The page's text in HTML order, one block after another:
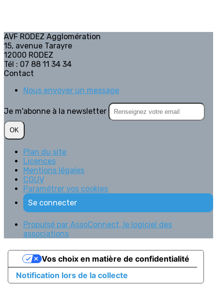
AVF RODEZ Agglomération
15, avenue Tarayre
12000 RODEZ
Tél : 07 88 11 34 34
Contact
Nous envoyer un message
Je m'abonne à la newsletter
OK
Plan du site
Licences
Mentions légales
CGUV
Paramétrer vos cookies
Se connecter
Propulsé par AssoConnect, le logiciel des
associations
Notification lors de la collecte
Vos choix en matière de confidentialité